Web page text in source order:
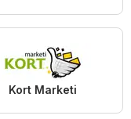
Kort Marketi